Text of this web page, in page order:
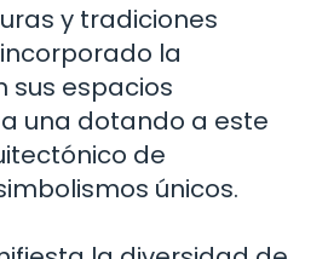
y tradiciones
la
sus espacios
una dotando a este
de
únicos.